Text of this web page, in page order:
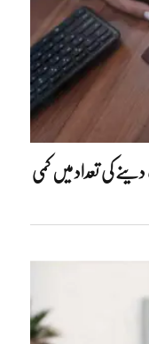
کی تعداد میں کمی